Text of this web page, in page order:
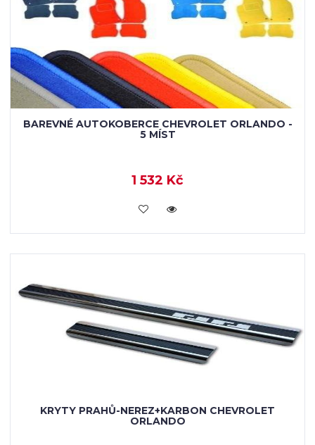
BAREVNÉ AUTOKOBERCE CHEVROLET ORLANDO -
5 MÍST
1 532 Kč
KOUPIT
KRYTY PRAHŮ-NEREZ+KARBON CHEVROLET
ORLANDO